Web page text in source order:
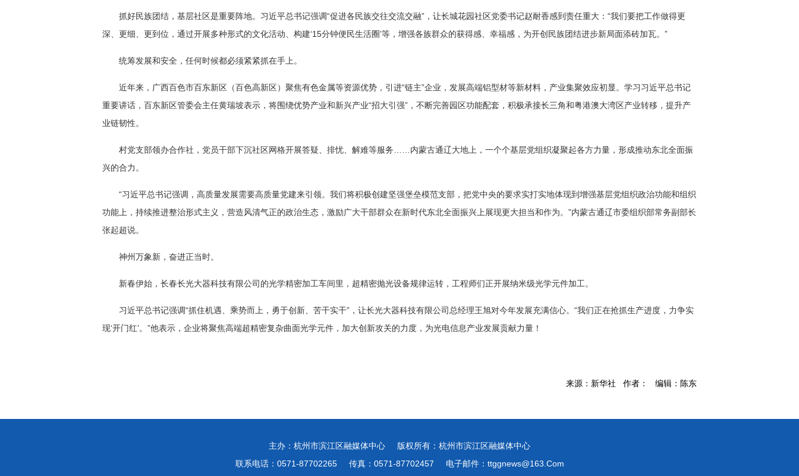
抓好民族团结，基层社区是重要阵地。习近平总书记强调“促进各民族交往交流交融”，让长城花园社区党委书记赵耐香感到责任重大：“我们要把工作做得更
深、更细、更到位，通过开展多种形式的文化活动、构建‘15分钟便民生活圈’等，增强各族群众的获得感、幸福感，为开创民族团结进步新局面添砖加瓦。”
统筹发展和安全，任何时候都必须紧紧抓在手上。
近年来，广西百色市百东新区（百色高新区）聚焦有色金属等资源优势，引进“链主”企业，发展高端铝型材等新材料，产业集聚效应初显。学习习近平总书记
重要讲话，百东新区管委会主任黄瑞坡表示，将围绕优势产业和新兴产业“招大引强”，不断完善园区功能配套，积极承接长三角和粤港澳大湾区产业转移，提升产
业链韧性。
村党支部领办合作社，党员干部下沉社区网格开展答疑、排忧、解难等服务……内蒙古通辽大地上，一个个基层党组织凝聚起各方力量，形成推动东北全面振
兴的合力。
“习近平总书记强调，高质量发展需要高质量党建来引领。我们将积极创建坚强堡垒模范支部，把党中央的要求实打实地体现到增强基层党组织政治功能和组织
功能上，持续推进整治形式主义，营造风清气正的政治生态，激励广大干部群众在新时代东北全面振兴上展现更大担当和作为。”内蒙古通辽市委组织部常务副部长
张起超说。
神州万象新，奋进正当时。
新春伊始，长春长光大器科技有限公司的光学精密加工车间里，超精密抛光设备规律运转，工程师们正开展纳米级光学元件加工。
习近平总书记强调“抓住机遇、乘势而上，勇于创新、苦干实干”，让长光大器科技有限公司总经理王旭对今年发展充满信心。“我们正在抢抓生产进度，力争实
现‘开门红’。”他表示，企业将聚焦高端超精密复杂曲面光学元件，加大创新攻关的力度，为光电信息产业发展贡献力量！
来源：新华社 作者： 编辑：陈东
主办：杭州市滨江区融媒体中心
版权所有：杭州市滨江区融媒体中心
联系电话：0571-87702265
传真：0571-87702457 电子邮件：ttggnews@163.Com